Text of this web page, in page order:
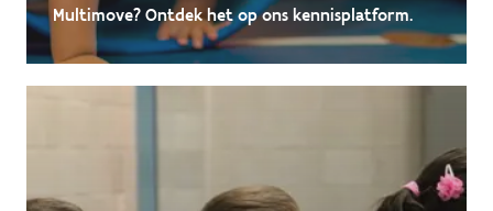
Multimove? Ontdek het op ons kennisplatform.